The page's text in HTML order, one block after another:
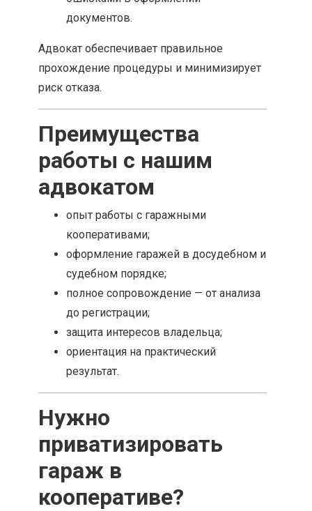
документов.
Адвокат обеспечивает правильное
прохождение процедуры и минимизирует
риск отказа.
Преимущества
работы с нашим
адвокатом
опыт работы с гаражными
кооперативами;
оформление гаражей в досудебном и
судебном порядке;
полное сопровождение — от анализа
до регистрации;
защита интересов владельца;
ориентация на практический
результат.
Нужно
приватизировать
гараж в
кооперативе?